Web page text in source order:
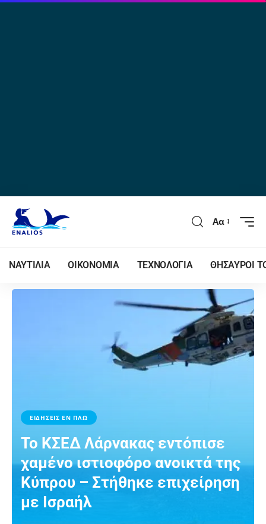
Αα
ΝΑΥΤΙΛΙΑ ΟΙΚΟΝΟΜΙΑ ΤΕΧΝΟΛΟΓΙΑ ΘΗΣΑΥΡΟΙ
ΕΙΔΗΣΕΙΣ ΕΝ ΠΛΩ
Το ΚΣΕΔ Λάρνακας εντόπισε
χαμένο ιστιοφόρο ανοικτά της
Κύπρου – Στήθηκε επιχείρηση
με Ισραήλ